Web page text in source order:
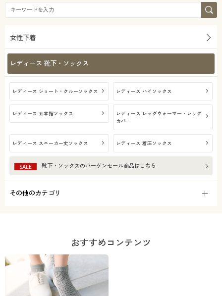
女性下着
レディース 靴下・ソックス
レディース ショート・クルーソックス レディース ハイソックス
レディース 五本指ソックス
レディース レッグウォーマー・レッグ
カバー
レディース スニーカー丈ソックス レディース 着圧ソックス
SALE 靴下・ソックスのバーゲンセール商品はこちら
その他のカテゴリ
おすすめコンテンツ